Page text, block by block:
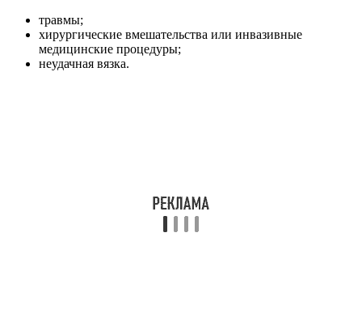
травмы;
хирургические вмешательства или инвазивные
медицинские процедуры;
неудачная вязка.